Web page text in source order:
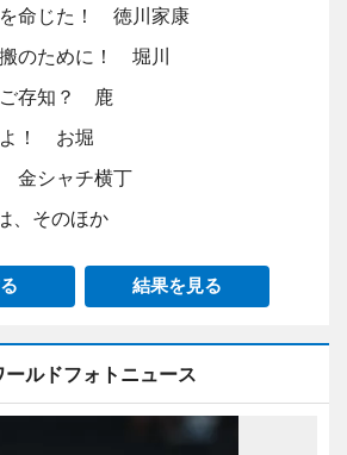
命じた！ 徳川家康
のために！ 堀川
存知？ 鹿
よ！ お堀
金シャチ横丁
、そのほか
結果を見る
ールドフォトニュース